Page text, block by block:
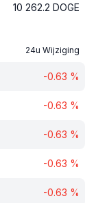
10 262.2 DOGE
24u Wijziging
-0.63 %
-0.63 %
-0.63 %
-0.63 %
-0.63 %